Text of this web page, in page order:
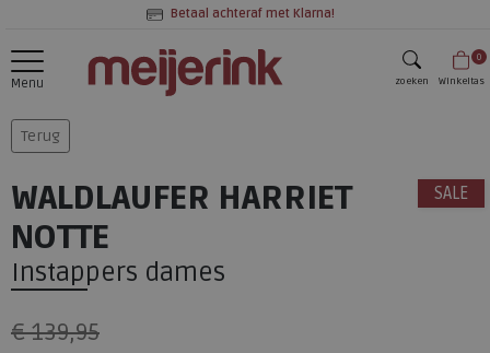
Betaal achteraf met Klarna!
Menu zoeken
0
Winkeltas
Terug
SALE
WALDLAUFER HARRIET
NOTTE
Instappers dames
€ 139,95